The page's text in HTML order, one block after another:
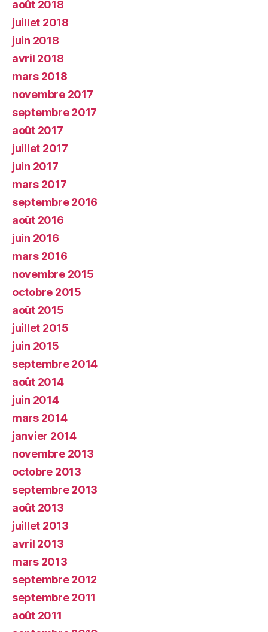
août 2018
juillet 2018
juin 2018
avril 2018
mars 2018
novembre 2017
septembre 2017
août 2017
juillet 2017
juin 2017
mars 2017
septembre 2016
août 2016
juin 2016
mars 2016
novembre 2015
octobre 2015
août 2015
juillet 2015
juin 2015
septembre 2014
août 2014
juin 2014
mars 2014
janvier 2014
novembre 2013
octobre 2013
septembre 2013
août 2013
juillet 2013
avril 2013
mars 2013
septembre 2012
septembre 2011
août 2011